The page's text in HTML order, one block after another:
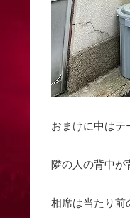
おまけに中はテ
隣の人の背中が
相席は当たり前